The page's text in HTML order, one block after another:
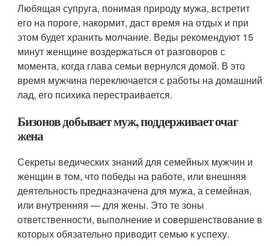
Любящая супруга, понимая природу мужа, встретит
его на пороге, накормит, даст время на отдых и при
этом будет хранить молчание. Веды рекомендуют 15
минут женщине воздержаться от разговоров с
момента, когда глава семьи вернулся домой. В это
время мужчина переключается с работы на домашний
лад, его психика перестраивается.
Бизонов добывает муж, поддерживает очаг
жена
Секреты ведических знаний для семейных мужчин и
женщин в том, что победы на работе, или внешняя
деятельность предназначена для мужа, а семейная,
или внутренняя — для жены. Это те зоны
ответственности, выполнение и совершенствование в
которых обязательно приводит семью к успеху.